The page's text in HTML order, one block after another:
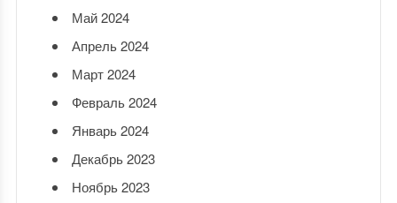
Май 2024
Апрель 2024
Март 2024
Февраль 2024
Январь 2024
Декабрь 2023
Ноябрь 2023